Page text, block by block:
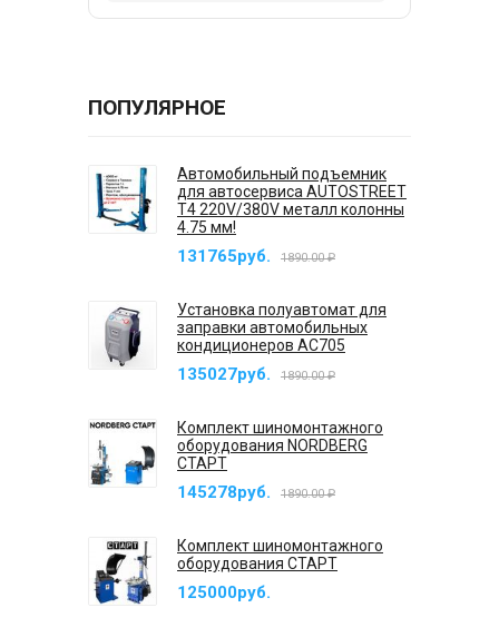
ПОПУЛЯРНОЕ
Автомобильный подъемник
для автосервиса AUTOSTREET
T4 220V/380V металл колонны
4.75 мм!
131765руб. 1890.00 ₽
Установка полуавтомат для
заправки автомобильных
кондиционеров AC705
135027руб. 1890.00 ₽
Комплект шиномонтажного
оборудования NORDBERG
СТАРТ
145278руб. 1890.00 ₽
Комплект шиномонтажного
оборудования СТАРТ
125000руб.